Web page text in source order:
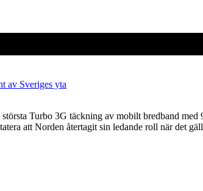
av Sveriges yta
Turbo 3G täckning av mobilt bredband
att Norden återtagit sin ledande roll när det